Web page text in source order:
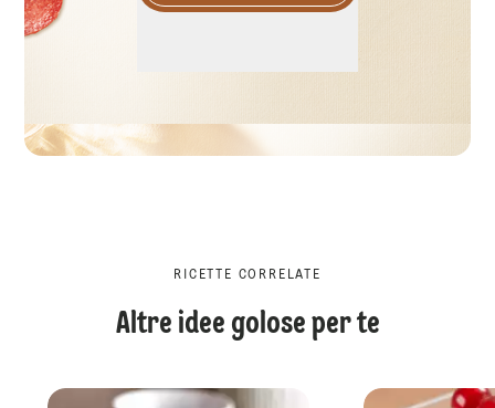
RICETTE CORRELATE
Altre idee golose per te